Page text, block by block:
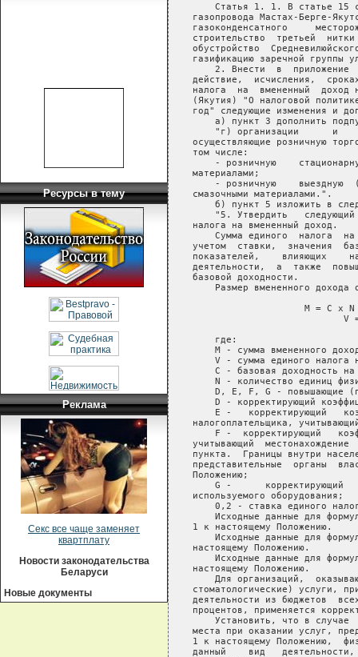
Ресурсы в тему
Реклама
Секс все чаще заменяет
квартплату
Новости законодательства
Беларуси
Новые документы
Статья 1. 1. В статье 15
газопровода Мастах-Берге-
газоконденсатного
строительство  третьей
обустройство
газификацию заречной группы
2. Внести  в  приложение
действие,  исчисления,
налога  на  вмененный  доход
(Якутия) "О налоговой
год" следующие изменения и
а) пункт 3 дополнить
"г) организации      и
осуществляющие розничную
   том числе:
- розничную
   материалами;
- розничную    выездную
   смазочными материалами.".
б) пункт 5 изложить в
"5. Утвердить
   налога на вмененный доход.
Сумма единого  налога
учетом  ставки,  значения
показателей,    влияющих
деятельности,  а  также
   базовой доходности.
Размер вмененного дохода
М = С x
V
       где:
М - сумма вмененного
V - сумма единого налога
С - базовая доходность
N - количество единиц
D, Е, F, G - повышающие
D - корректирующий
Е -   корректирующий
налогоплательщика,
F -  корректирующий
учитывающий  местонахождение
пункта.  Границы внутри
представительные  органы
   Положению;
G -      корректирующий
   используемого оборудования;
0,2 - ставка единого
Исходные данные для
   1 к настоящему Положению.
Исходные данные для
   настоящему Положению.
Исходные данные для
   настоящему Положению.
Для организаций,
стоматологические) услуги,
деятельности из бюджетов
процентов, применяется
Установить, что в случае
места при оказании услуг,
1 к настоящему Положению,
данный    вид